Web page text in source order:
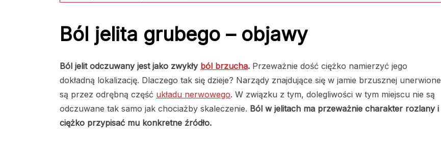
Ból jelita grubego – objawy
Ból jelit odczuwany jest jako zwykły ból brzucha. Przeważnie dość ciężko namierzyć jego
dokładną lokalizację. Dlaczego tak się dzieje? Narządy znajdujące się w jamie brzusznej unerwione
są przez odrębną część układu nerwowego. W związku z tym, dolegliwości w tym miejscu nie są
odczuwane tak samo jak chociażby skaleczenie. Ból w jelitach ma przeważnie charakter rozlany i
ciężko przypisać mu konkretne źródło.